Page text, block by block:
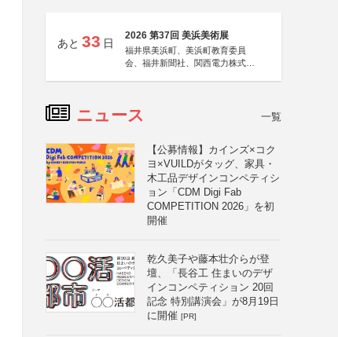
あと 33 日
2026 第37回 美浜美術展
福井県美浜町、美浜町教育委員
会、福井新聞社、関西電力株式会
ニュース 一覧
【公募情報】カインズ×コク
ヨ×VUILDがタッグ、家具・
木工品デザインコンペティシ
ョン「CDM Digi Fab
COMPETITION 2026」を初
開催
乾久美子や藤本壮介らが登
壇、「長谷工 住まいのデザ
インコンペティション 20回
記念 特別講演会」が8月19日
に開催 [PR]